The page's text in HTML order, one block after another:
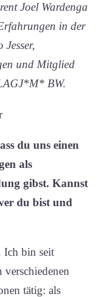
Joel Wardenga
in der
und Mitglied
BW.
du uns einen
als
gibst. Kannst
du bist und
Ich bin seit
verschiedenen
tätig: als